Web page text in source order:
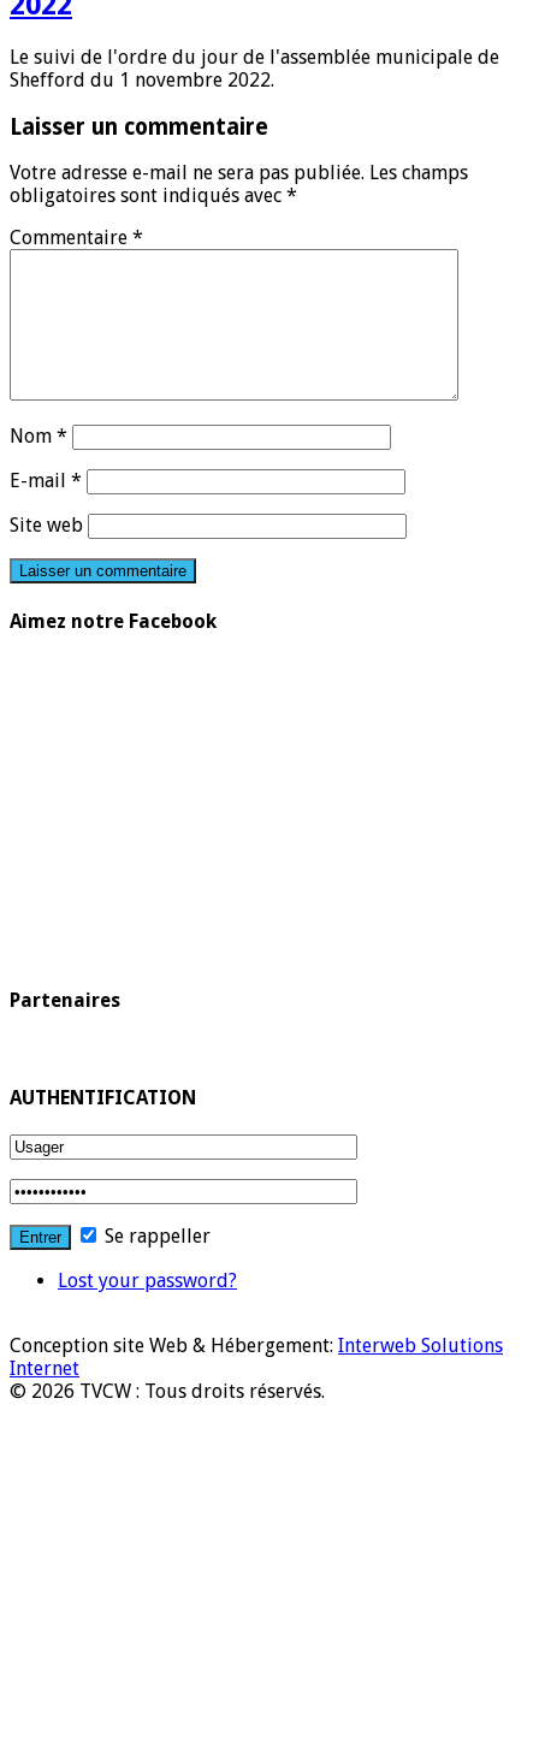
Le suivi de l'ordre du jour de l'assemblée municipale de
Shefford du 1 novembre 2022.
Laisser un commentaire
Votre adresse e-mail ne sera pas publiée. Les champs
obligatoires sont indiqués avec *
Commentaire *
Nom *
E-mail *
Site web
Aimez notre Facebook
Partenaires
AUTHENTIFICATION
Se rappeller
Lost your password?
Conception site Web & Hébergement: Interweb Solutions
Internet
© 2026 TVCW : Tous droits réservés.